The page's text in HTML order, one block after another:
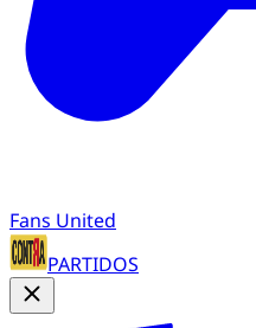
Fans United
PARTIDOS